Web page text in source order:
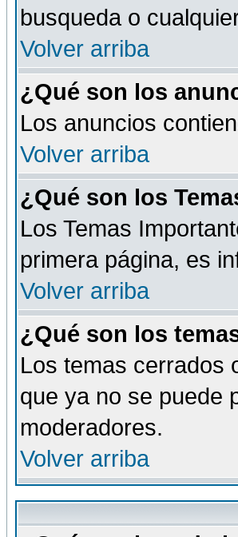
busqueda o
Volver arriba
¿Qué son los
Los anuncios
Volver arriba
¿Qué son los
Los Temas
primera página, es
Volver arriba
¿Qué son los
Los temas cerrados
que ya no se puede
moderadores.
Volver arriba